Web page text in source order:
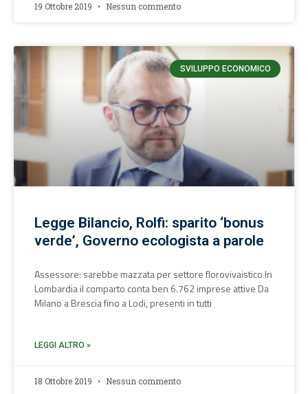
19 Ottobre 2019 Nessun commento
SVILUPPO ECONOMICO
Legge Bilancio, Rolfi: sparito ‘bonus
verde’, Governo ecologista a parole
Assessore: sarebbe mazzata per settore florovivaistico In
Lombardia il comparto conta ben 6.762 imprese attive Da
Milano a Brescia fino a Lodi, presenti in tutti
LEGGI ALTRO »
18 Ottobre 2019 Nessun commento